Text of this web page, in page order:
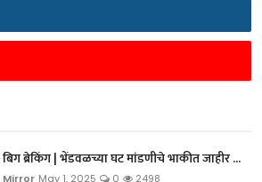
बिग ब्रेकिंग | भेंडवळच्या घट मांडणीचे भाकीत जाहीर ...
Mirror May 1, 2025 0 2498